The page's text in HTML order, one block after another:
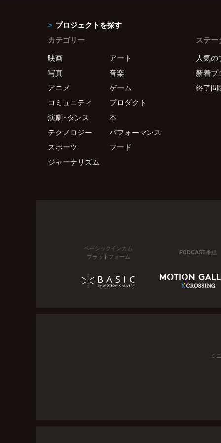
プロジェクトを探す
カテゴリー
映画
アート
写真
音楽
アニメ
ゲーム
コミュニティ
プロダクト
演劇・ダンス
本
テクノロジー
パフォーマンス
スポーツ
フード
ジャーナリズム
ステー
人気の
新着プ
終了間
ベーシックインカム
プラットフォーム
PODCAST番組
ミ